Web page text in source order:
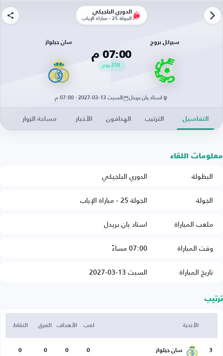
الدوري البلجيكي
الجولة 25 - مباراة الإياب
سيركل بروج
07:00 م
218يوم
سان جيلواز
استاد يان بريدل السبت 13-03-2027 · 07:00 م
التفاصيل الترتيب الهدافون الأخبار مساحة الزوار
معلومات اللقاء
البطولة
الدوري البلجيكي
الجولة
الجولة 25 - مباراة الإياب
ملعب المباراة
استاد يان بريدل
وقت المباراة
07:00 مساءً
تاريخ المباراة
السبت 13-03-2027
ترتيب
الأندية لعب الأهداف الفرق النقاط
3 سان جيلواز 0
0
0
0